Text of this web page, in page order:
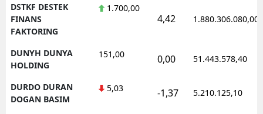
DSTKF DESTEK
FINANS
FAKTORING
1.700,00
4,42 1.880.306.080,00
DUNYH DUNYA
HOLDING
151,00 0,00 51.443.578,40
DURDO DURAN
DOGAN BASIM
5,03 -1,37 5.210.125,10